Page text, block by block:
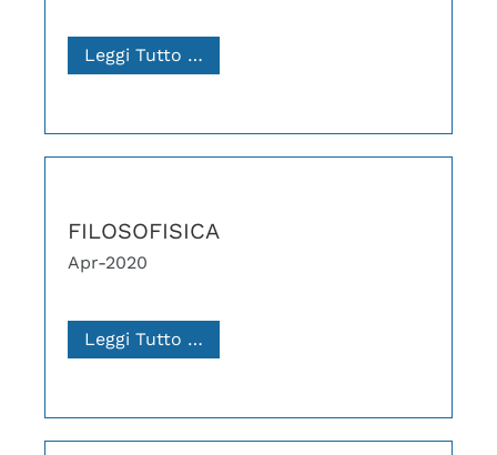
Leggi Tutto …
FILOSOFISICA
Apr-2020
Leggi Tutto …